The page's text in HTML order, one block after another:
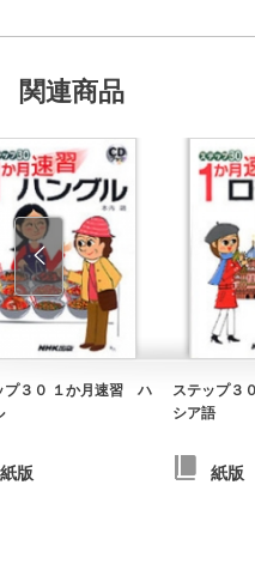
関連商品
プ３０ １か月速習 ハ
紙版
ステップ３
シア語
紙版